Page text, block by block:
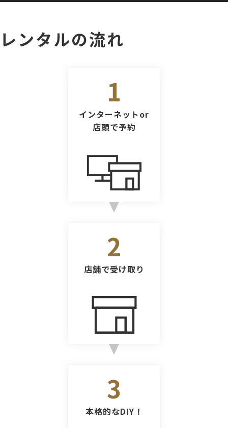
レンタルの流れ
1
インターネットor
店頭で予約
2
店舗で受け取り
3
本格的なDIY！